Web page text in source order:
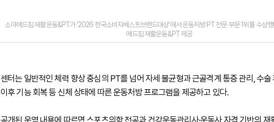
소마메드짐 재활운동&PT가 ‘2026 한국소비자베스트브랜드대상’에서 운동처방 PT 전문 부문 1위를 수상
메드짐 재활운동&PT 제공
센터는 일반적인 체력 향상 중심의 PT를 넘어 자세 불균형과 근골격계 통증 관리, 수술
이후 기능 회복 등 신체 상태에 따른 운동처방 프로그램을 제공하고 있다.
공개된 운영 내용에 따르면 스포츠의학 전공과 건강운동관리사·운동사 자격 기반의 재